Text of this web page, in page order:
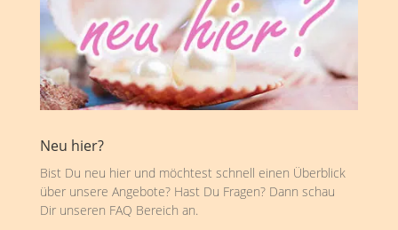
Neu hier?
Bist Du neu hier und möchtest schnell einen Überblick
über unsere Angebote? Hast Du Fragen? Dann schau
Dir unseren FAQ Bereich an.